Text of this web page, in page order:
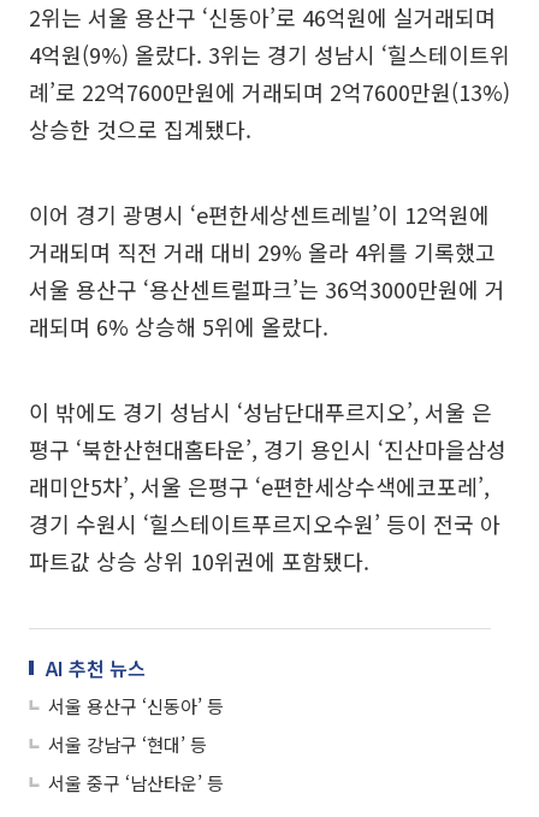
2위는 서울 용산구 ‘신동아’로 46억원에 실거래되며
4억원(9%) 올랐다. 3위는 경기 성남시 ‘힐스테이트위
례’로 22억7600만원에 거래되며 2억7600만원(13%)
상승한 것으로 집계됐다.
이어 경기 광명시 ‘e편한세상센트레빌’이 12억원에
거래되며 직전 거래 대비 29% 올라 4위를 기록했고
서울 용산구 ‘용산센트럴파크’는 36억3000만원에 거
래되며 6% 상승해 5위에 올랐다.
이 밖에도 경기 성남시 ‘성남단대푸르지오’, 서울 은
평구 ‘북한산현대홈타운’, 경기 용인시 ‘진산마을삼성
래미안5차’, 서울 은평구 ‘e편한세상수색에코포레’,
경기 수원시 ‘힐스테이트푸르지오수원’ 등이 전국 아
파트값 상승 상위 10위권에 포함됐다.
AI 추천 뉴스
서울 용산구 ‘신동아’ 등
서울 강남구 ‘현대’ 등
서울 중구 ‘남산타운’ 등